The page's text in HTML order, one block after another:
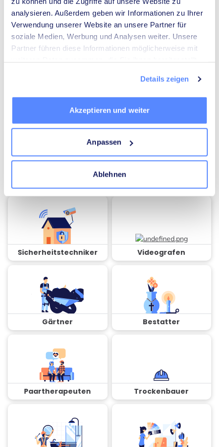
analysieren. Außerdem geben wir Informationen zu Ihrer
Verwendung unserer Website an unsere Partner für
soziale Medien, Werbung und Analysen weiter. Unsere
Partner führen diese Informationen möglicherweise mit
Details zeigen
Akzeptieren und weiter
Anpassen
Ablehnen
Umzugsunternehmen Heizungsbauer
Elektriker Mediatoren
Sicherheitstechniker Videografen
Gärtner Bestatter
Paartherapeuten Trockenbauer